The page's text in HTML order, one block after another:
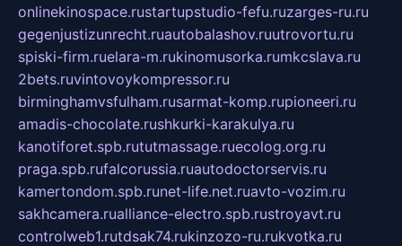
onlinekinospace.rustartupstudio-fefu.ruzarges-ru.ru
gegenjustizunrecht.ruautobalashov.ruutrovortu.ru
spiski-firm.ruelara-m.rukinomusorka.rumkcslava.ru
2bets.ruvintovoykompressor.ru
birminghamvsfulham.rusarmat-komp.rupioneeri.ru
amadis-chocolate.rushkurki-karakulya.ru
kanotiforet.spb.rututmassage.ruecolog.org.ru
praga.spb.rufalcorussia.ruautodoctorservis.ru
kamertondom.spb.runet-life.net.ruavto-vozim.ru
sakhcamera.rualliance-electro.spb.rustroyavt.ru
controlweb1.rutdsak74.rukinzozo-ru.rukvotka.ru